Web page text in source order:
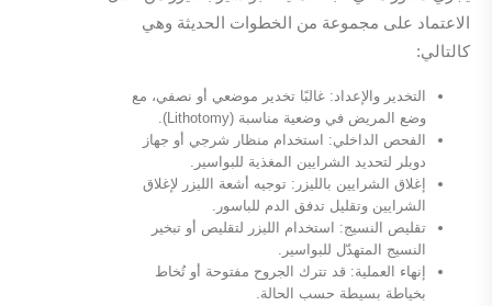
الاعتماد على مجموعة من الخطوات الحديثة وهي
كالتالي:
التخدير والإعداد: غالبًا تخدير موضعي أو نصفي، مع
وضع المريض في وضعية مناسبة (Lithotomy).
الفحص الداخلي: استخدام منظار شرجي أو جهاز
دوبلر لتحديد الشرايين المغذية للبواسير.
إغلاق الشرايين بالليزر: توجيه أشعة الليزر لإغلاق
الشرايين وتقليل تدفق الدم للباسور.
تقليص النسيج: استخدام الليزر لتقليص أو تبخير
النسيج المتهدّل للبواسير.
إنهاء العملية: قد تترك الجروح مفتوحة أو تُخاط
بخياطة بسيطة حسب الحالة.